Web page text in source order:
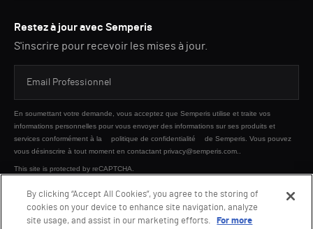
Restez à jour avec Semperis
S'inscrire pour recevoir les mises à jour.
En soumettant votre demande, vous acceptez que Semperis utilise et traite vos
informations personnelles pour vous envoyer des informations sur ses produits et
services conformément à la
politique de confidentialité
de Semperis. Vous pouvez
vous désinscrire à tout moment en contactant privacy@semperis.com..
This site is protected by reCAPTCHA.
ENVOYER
By clicking “Accept All Cookies”, you agree to the storing of
cookies on your device to enhance site navigation, analyze
site usage, and assist in our marketing efforts.
For more